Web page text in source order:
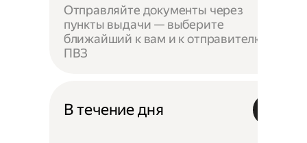
Отправляйте документы через
пункты выдачи — выберите
ближайший к вам и к отправителю
ПВЗ
В течение дня